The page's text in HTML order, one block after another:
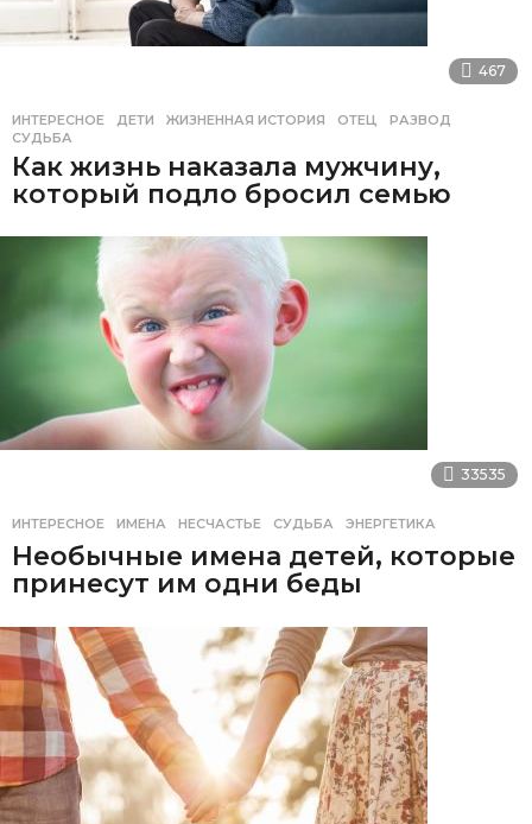
467
ИНТЕРЕСНОЕ ДЕТИ ,ЖИЗНЕННАЯ ИСТОРИЯ ,ОТЕЦ ,РАЗВОД
СУДЬБА
Как жизнь наказала мужчину,
который подло бросил семью
33535
ИНТЕРЕСНОЕ ИМЕНА ,НЕСЧАСТЬЕ ,СУДЬБА ,ЭНЕРГЕТИКА
Необычные имена детей, которые
принесут им одни беды